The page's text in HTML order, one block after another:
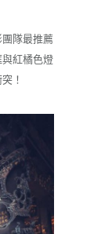
隊最推薦
紅橘色燈
！